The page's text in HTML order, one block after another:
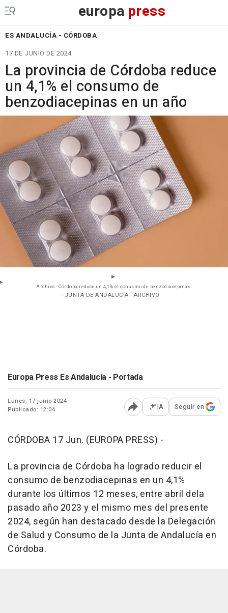
europa press
ES ANDALUCÍA - CÓRDOBA
17 DE JUNIO DE 2024
La provincia de Córdoba reduce
un 4,1% el consumo de
benzodiacepinas en un año
Archivo - Córdoba reduce un 4,1% el conusmo de benzodiacepinas.
- JUNTA DE ANDALUCÍA - ARCHIVO
Europa Press Es Andalucía - Portada
Lunes, 17 junio 2024
Publicado: 12:04
Abrir opciones para
IA Seguir en
CÓRDOBA 17 Jun. (EUROPA PRESS) -
La provincia de Córdoba ha logrado reducir el
consumo de benzodiacepinas en un 4,1%
durante los últimos 12 meses, entre abril dela
pasado año 2023 y el mismo mes del presente
2024, según han destacado desde la Delegación
de Salud y Consumo de la Junta de Andalucía en
Córdoba.